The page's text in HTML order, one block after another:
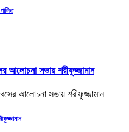
আলোচনা সভায় শরীফুজ্জামান